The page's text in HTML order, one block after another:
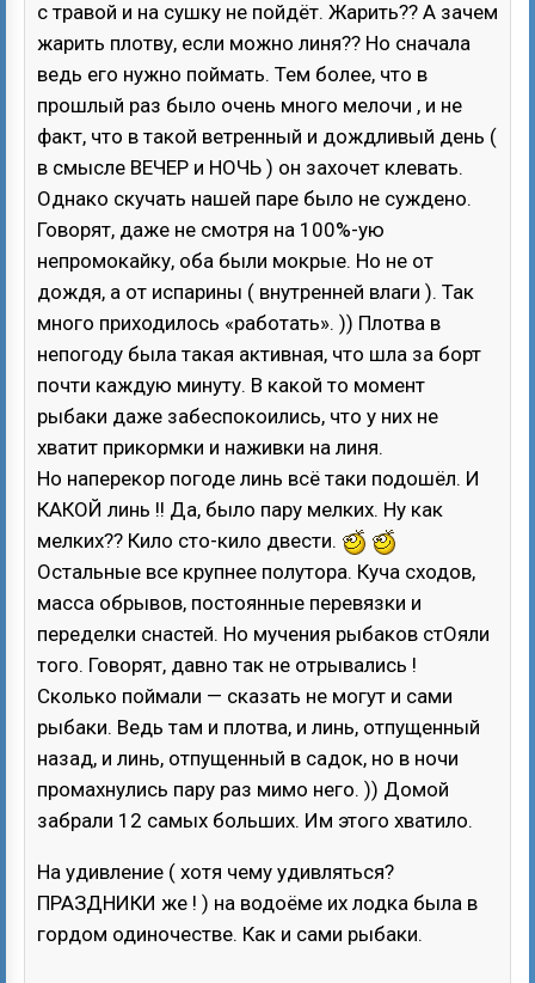
с травой и на сушку не пойдёт. Жарить?? А зачем
жарить плотву, если можно линя?? Но сначала
ведь его нужно поймать. Тем более, что в
прошлый раз было очень много мелочи , и не
факт, что в такой ветренный и дождливый день (
в смысле ВЕЧЕР и НОЧЬ ) он захочет клевать.
Однако скучать нашей паре было не суждено.
Говорят, даже не смотря на 100%-ую
непромокайку, оба были мокрые. Но не от
дождя, а от испарины ( внутренней влаги ). Так
много приходилось «работать». )) Плотва в
непогоду была такая активная, что шла за борт
почти каждую минуту. В какой то момент
рыбаки даже забеспокоились, что у них не
хватит прикормки и наживки на линя.
Но наперекор погоде линь всё таки подошёл. И
КАКОЙ линь !! Да, было пару мелких. Ну как
мелких?? Кило сто-кило двести.
Остальные все крупнее полутора. Куча сходов,
масса обрывов, постоянные перевязки и
переделки снастей. Но мучения рыбаков стОяли
того. Говорят, давно так не отрывались !
Сколько поймали — сказать не могут и сами
рыбаки. Ведь там и плотва, и линь, отпущенный
назад, и линь, отпущенный в садок, но в ночи
промахнулись пару раз мимо него. )) Домой
забрали 12 самых больших. Им этого хватило.
На удивление ( хотя чему удивляться?
ПРАЗДНИКИ же ! ) на водоёме их лодка была в
гордом одиночестве. Как и сами рыбаки.